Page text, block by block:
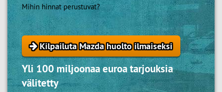
Mihin hinnat perustuvat?
Kilpailuta Mazda huolto ilmaiseksi
Yli 100 miljoonaa euroa tarjouksia
välitetty